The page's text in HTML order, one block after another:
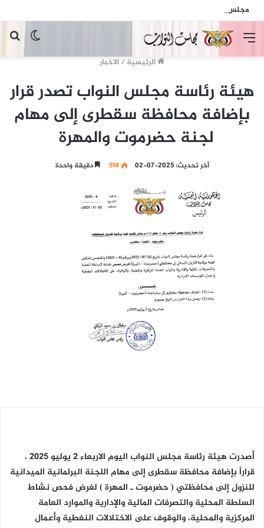
الوضع
المظلم
القائمة
الرئيسية/الاخبار
هيئة رئاسة مجلس النواب تصدر قرار
بإضافة محافظة سقطرى إلى مهام
لجنة حضرموت والمهرة
آخر تحديث: 2025-07-02 514 دقيقة واحدة
أصدرت هيئة رئاسة مجلس النواب اليوم الاربعاء 2 يوليو 2025 ،
قراراً بإضافة محافظة سقطرى إلى مهام اللجنة البرلمانية الميدانية
للنزول إلى محافظتي ( حضرموت ـ المهرة ) لغرض فحص نشاط
السلطة المحلية والتصرفات المالية والإدارية والموارد العامة
المركزية والمحلية، والوقوف على الاختلالات النفطية وأعمال